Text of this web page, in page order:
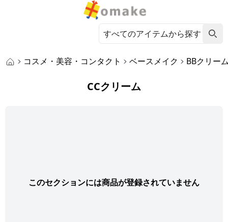
コスメ・美容・コンタクト ベースメイク BBクリー
CCクリーム
このセクションには商品が登録されていません